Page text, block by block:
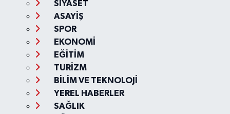
SİYASET
ASAYİŞ
SPOR
EKONOMİ
EĞİTİM
TURİZM
BİLİM VE TEKNOLOJİ
YEREL HABERLER
SAĞLIK